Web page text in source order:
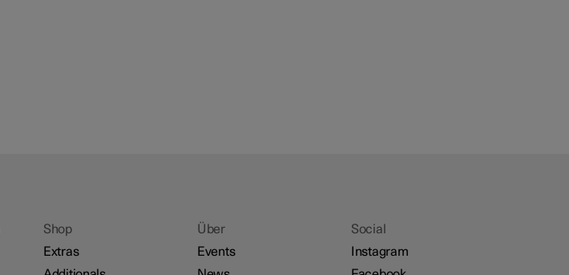
Shop
Extras
Über
Events
Social
Instagram